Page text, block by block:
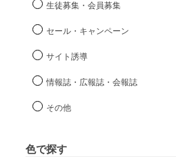
生徒募集・会員募集
セール・キャンペーン
サイト誘導
情報誌・広報誌・会報誌
その他
色で探す